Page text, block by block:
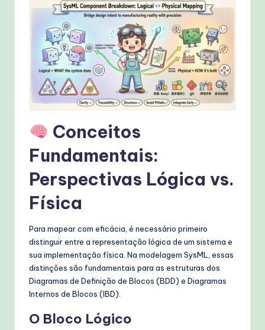
rn
M
o
Conceitos
Fundamentais:
Perspectivas Lógica vs.
Física
Para mapear com eficácia, é necessário primeiro
distinguir entre a representação lógica de um sistema e
sua implementação física. Na modelagem SysML, essas
distinções são fundamentais para as estruturas dos
Diagramas de Definição de Blocos (BDD) e Diagramas
Internos de Blocos (IBD).
O Bloco Lógico